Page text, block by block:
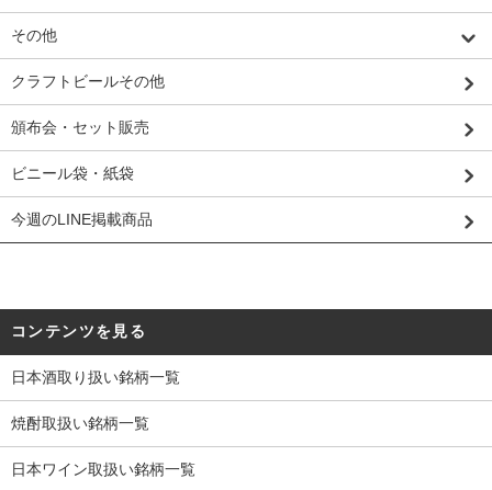
その他
クラフトビールその他
頒布会・セット販売
ビニール袋・紙袋
今週のLINE掲載商品
コンテンツを見る
日本酒取り扱い銘柄一覧
焼酎取扱い銘柄一覧
日本ワイン取扱い銘柄一覧